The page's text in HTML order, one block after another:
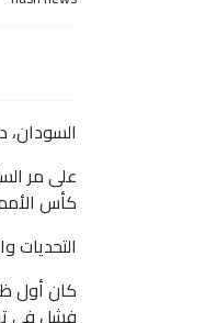
السودان،
على مر
كأس
التحديات